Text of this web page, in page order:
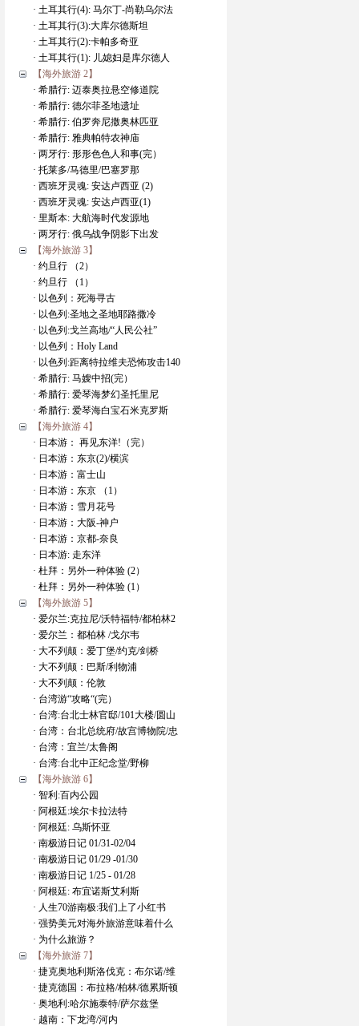
· 土耳其行(4): 马尔丁-尚勒乌尔法
· 土耳其行(3):大库尔德斯坦
· 土耳其行(2):卡帕多奇亚
· 土耳其行(1): 儿媳妇是库尔德人
【海外旅游 2】
· 希腊行: 迈泰奥拉悬空修道院
· 希腊行: 德尔菲圣地遗址
· 希腊行: 伯罗奔尼撒奥林匹亚
· 希腊行: 雅典帕特农神庙
· 两牙行: 形形色色人和事(完）
· 托莱多/马德里/巴塞罗那
· 西班牙灵魂: 安达卢西亚 (2)
· 西班牙灵魂: 安达卢西亚(1)
· 里斯本: 大航海时代发源地
· 两牙行: 俄乌战争阴影下出发
【海外旅游 3】
· 约旦行 （2）
· 约旦行 （1）
· 以色列：死海寻古
· 以色列:圣地之圣地耶路撒冷
· 以色列:戈兰高地/“人民公社”
· 以色列：Holy Land
· 以色列:距离特拉维夫恐怖攻击140
· 希腊行: 马嫂中招(完）
· 希腊行: 爱琴海梦幻圣托里尼
· 希腊行: 爱琴海白宝石米克罗斯
【海外旅游 4】
· 日本游： 再见东洋!（完）
· 日本游：东京(2)/横滨
· 日本游：富士山
· 日本游：东京 （1）
· 日本游：雪月花号
· 日本游：大阪-神户
· 日本游：京都-奈良
· 日本游: 走东洋
· 杜拜：另外一种体验 (2）
· 杜拜：另外一种体验 (1）
【海外旅游 5】
· 爱尔兰:克拉尼/沃特福特/都柏林2
· 爱尔兰：都柏林 /戈尔韦
· 大不列颠：爱丁堡/约克/剑桥
· 大不列颠：巴斯/利物浦
· 大不列颠：伦敦
· 台湾游“攻略“(完）
· 台湾:台北士林官邸/101大楼/圆山
· 台湾：台北总统府/故宫博物院/忠
· 台湾：宜兰/太鲁阁
· 台湾:台北中正纪念堂/野柳
【海外旅游 6】
· 智利:百内公园
· 阿根廷:埃尔卡拉法特
· 阿根廷: 乌斯怀亚
· 南极游日记 01/31-02/04
· 南极游日记 01/29 -01/30
· 南极游日记 1/25 - 01/28
· 阿根廷: 布宜诺斯艾利斯
· 人生70游南极:我们上了小红书
· 强势美元对海外旅游意味着什么
· 为什么旅游？
【海外旅游 7】
· 捷克奥地利斯洛伐克：布尔诺/维
· 捷克德国：布拉格/柏林/德累斯顿
· 奥地利:哈尔施泰特/萨尔兹堡
· 越南：下龙湾/河内